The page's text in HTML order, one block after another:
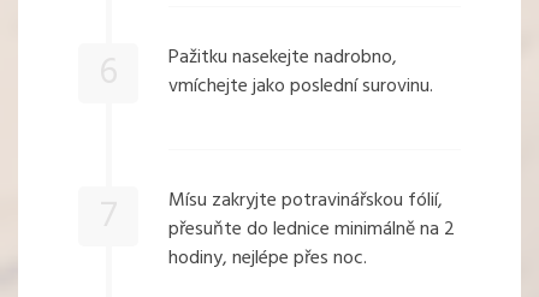
Pažitku nasekejte nadrobno,
vmíchejte jako poslední surovinu.
Mísu zakryjte potravinářskou fólií,
přesuňte do lednice minimálně na 2
hodiny, nejlépe přes noc.